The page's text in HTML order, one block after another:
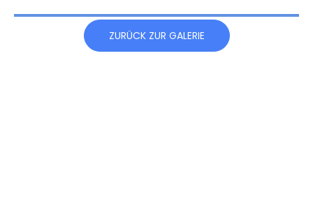
ZURÜCK ZUR GALERIE